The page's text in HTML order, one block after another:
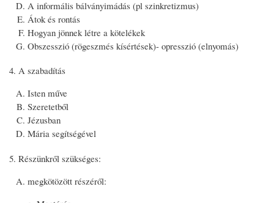
A informális bálványimádás (pl szinkretizmus)
Átok és rontás
Hogyan jönnek létre a kötelékek
Obszesszió (rögeszmés kísértések)- opresszió (elnyomás)
A szabadítás
Isten műve
Szeretetből
Jézusban
Mária segítségével
Részünkről szükséges:
megkötözött részéről: